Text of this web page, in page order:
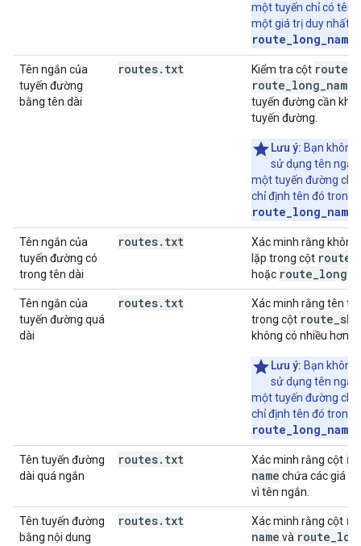
một tuyến chỉ có tên
một giá trị duy nhất
route_long_name
Tên ngắn của
tuyến đường
bằng tên dài
routes. txt Kiểm tra cột
route_long_name
tuyến đường cần
tuyến đường.
Lưu ý: Bạn
sử dụng tên ngắn
một tuyến đường chỉ
chỉ định tên đó trong
route_long_name
Tên ngắn của
tuyến đường có
trong tên dài
routes. txt
Xác minh rằng
lặp trong cột route
hoặc route long
Tên ngắn của
tuyến đường quá
dài
routes. txt
Xác minh rằng tên
trong cột
không có nhiều hơn
Lưu ý: Bạn
sử dụng tên ngắn
một tuyến đường chỉ
chỉ định tên đó trong
route_long_name
Tên tuyến đường
dài quá ngắn
routes. txt Xác minh rằng cột
name chứa các giá
vì tên ngắn.
Tên tuyến đường
bằng nội dung
routes. txt Xác minh rằng cột
name và route